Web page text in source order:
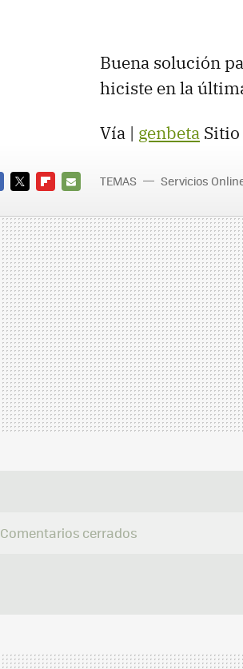
Buena solución
hiciste en la
Vía | genbeta
MAIL
TEMAS Servicios
Comentarios cerrados